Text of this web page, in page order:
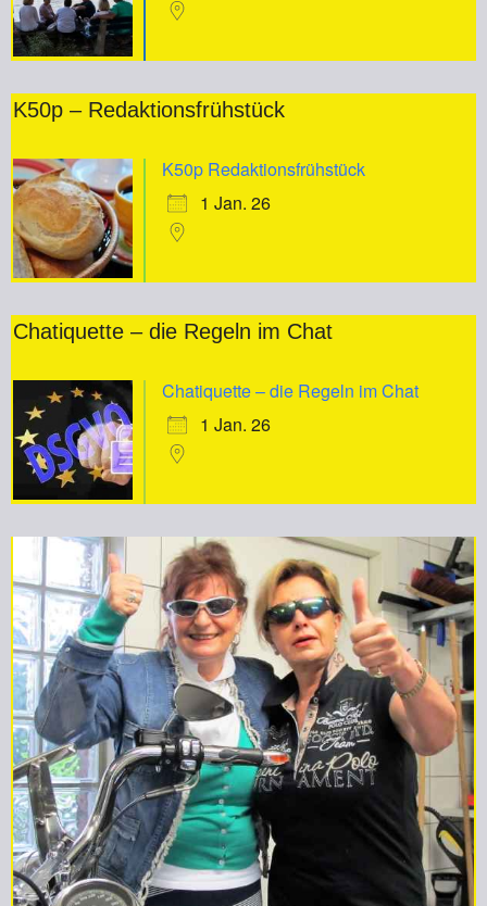
K50p – Redaktionsfrühstück
K50p Redaktionsfrühstück
1 Jan. 26
Chatiquette – die Regeln im Chat
Chatiquette – die Regeln im Chat
1 Jan. 26